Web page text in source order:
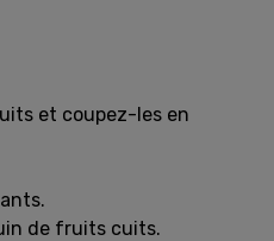
et coupez-les en
de fruits cuits.